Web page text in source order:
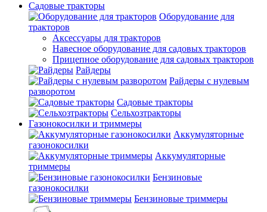
Садовые тракторы
Оборудование для
тракторов
Аксессуары для тракторов
Навесное оборудование для садовых тракторов
Прицепное оборудование для садовых тракторов
Райдеры
Райдеры с нулевым
разворотом
Садовые тракторы
Сельхозтракторы
Газонокосилки и триммеры
Аккумуляторные
газонокосилки
Аккумуляторные
триммеры
Бензиновые
газонокосилки
Бензиновые триммеры